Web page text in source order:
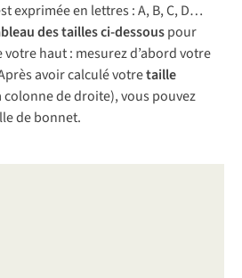
exprimée en lettres : A, B, C, D…
des tailles ci-dessouspour
haut : mesurez d’abord votre
avoir calculé votretaille
colonne de droite), vous pouvez
de bonnet.